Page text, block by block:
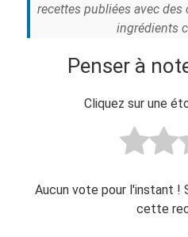
recettes publiées avec
ingrédients
Penser à
Cliquez sur une
Aucun vote pour l'instant !
cette